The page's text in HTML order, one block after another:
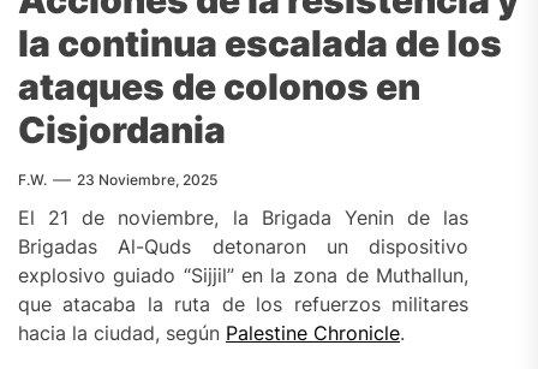
la continua escalada de los
ataques de colonos en
Cisjordania
F.W. 23 Noviembre, 2025
El 21 de noviembre, la Brigada Yenin de las
Brigadas Al-Quds detonaron un dispositivo
explosivo guiado “Sijjil” en la zona de Muthallun,
que atacaba la ruta de los refuerzos militares
hacia la ciudad, según Palestine Chronicle.